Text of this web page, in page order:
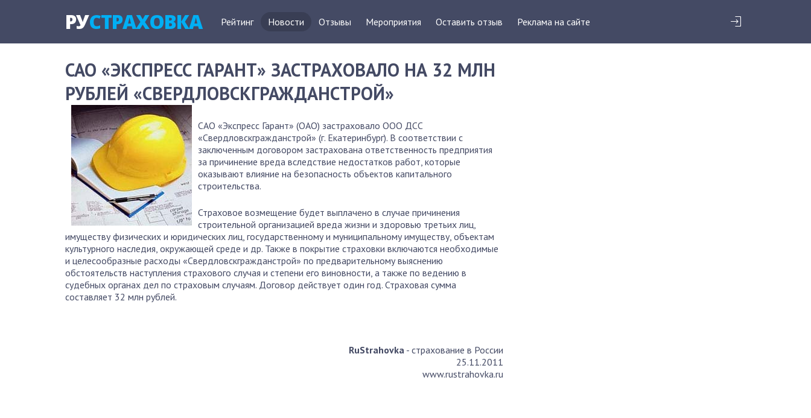
РУСТРАХОВКА Рейтинг Новости Отзывы Мероприятия Оставить отзыв Реклама на сайте
САО «ЭКСПРЕСС ГАРАНТ» ЗАСТРАХОВАЛО НА 32 МЛН
РУБЛЕЙ «СВЕРДЛОВСКГРАЖДАНСТРОЙ»
САО «Экспресс Гарант» (ОАО) застраховало ООО ДСС
«Свердловскгражданстрой» (г. Екатеринбург). В соответствии с
заключенным договором застрахована ответственность предприятия
за причинение вреда вследствие недостатков работ, которые
оказывают влияние на безопасность объектов капитального
строительства.
Страховое возмещение будет выплачено в случае причинения
строительной организацией вреда жизни и здоровью третьих лиц,
имуществу физических и юридических лиц, государственному и муниципальному имуществу, объектам
культурного наследия, окружающей среде и др. Также в покрытие страховки включаются необходимые
и целесообразные расходы «Свердловскгражданстрой» по предварительному выяснению
обстоятельств наступления страхового случая и степени его виновности, а также по ведению в
судебных органах дел по страховым случаям. Договор действует один год. Страховая сумма
составляет 32 млн рублей.
RuStrahovka- страхование в России
25.11.2011
www.rustrahovka.ru